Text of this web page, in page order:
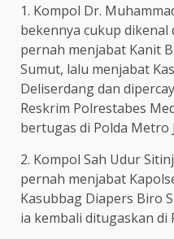
1. Kompol Dr.
bekennya cukup dikenal
pernah menjabat Kanit
Sumut, lalu menjabat
Deliserdang dan
Reskrim Polrestabes
bertugas di Polda Metro
2. Kompol Sah Udur
pernah menjabat
Kasubbag Diapers Biro
ia kembali ditugaskan di